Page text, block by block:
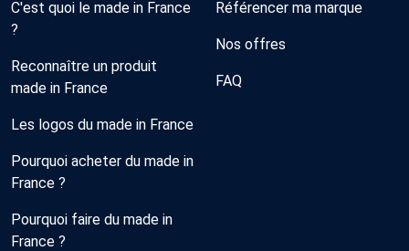
C'est quoi le made in France
?
Reconnaître un produit
made in France
Les logos du made in France
Pourquoi acheter du made in
France ?
Pourquoi faire du made in
France ?
Référencer ma marque
Nos offres
FAQ